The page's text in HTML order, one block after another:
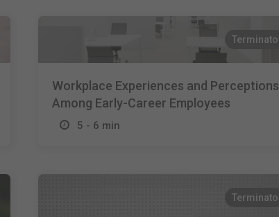
Terminato
Workplace Experiences and Perceptions
Among Early-Career Employees
5 - 6 min
Terminato